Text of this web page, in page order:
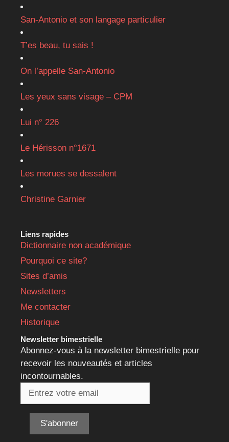
San-Antonio et son langage particulier
T’es beau, tu sais !
On l’appelle San-Antonio
Les yeux sans visage – CPM
Lui n° 226
Le Hérisson n°1671
Les morues se dessalent
Christine Garnier
Liens rapides
Dictionnaire non académique
Pourquoi ce site?
Sites d’amis
Newsletters
Me contacter
Historique
Newsletter bimestrielle
Abonnez-vous à la newsletter bimestrielle pour
recevoir les nouveautés et articles
incontournables.